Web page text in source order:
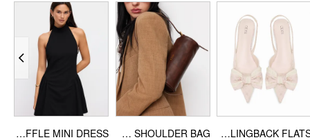
معلومات التصميم
المناسبة: رسمي يومي, الحفلة / التردد على النوادي
FLORAL & BOWKNOT SLINGBACK FLATS
DISTRESSED CYLINDRICAL SHOULDER BAG
HALTER NECK KNOTTED BACKLESS RUFFLE MINI DRESS